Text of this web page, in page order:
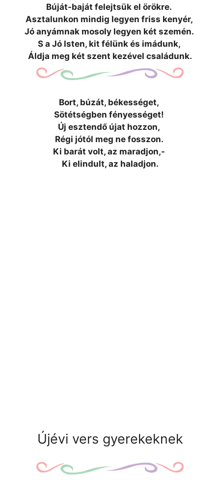
Búját-baját felejtsük el örökre.
Asztalunkon mindig legyen friss kenyér,
Jó anyámnak mosoly legyen két szemén.
S a Jó Isten, kit félünk és imádunk,
Áldja meg két szent kezével családunk.
Bort, búzát, békességet,
Sötétségben fényességet!
Új esztendő újat hozzon,
Régi jótól meg ne fosszon.
Ki barát volt, az maradjon,-
Ki elindult, az haladjon.
Újévi vers gyerekeknek